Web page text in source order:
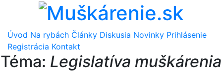
Úvod Na rybách Články Diskusia Novinky Prihlásenie
Registrácia Kontakt
Téma: Legislatíva muškárenia